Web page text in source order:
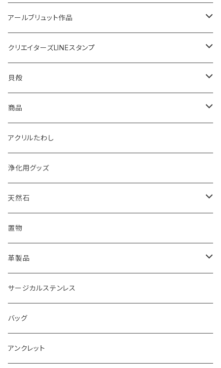
ボタニカルキャンドル
貝キャンドル
天然石キャンドル
体験教室
高さ12cm
高さ10cm
体験教室
アールブリュット作品
Masatsugu
2022
yumemiru strawberry
HIROMU
稲子
クリエイターズLINEスタンプ
Satomi
yumemiru strawberry
Masatsugu
貝殻
ピアス
商品
紅茶
アクリルたわし
浄化用グッズ
天然石
オイル
ピアス
置物
革製品
ピアス
キーホルダー
サージカルステンレス
バッグ
アンクレット